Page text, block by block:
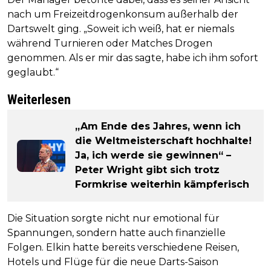
nach um Freizeitdrogenkonsum außerhalb der
Dartswelt ging. „Soweit ich weiß, hat er niemals
während Turnieren oder Matches Drogen
genommen. Als er mir das sagte, habe ich ihm sofort
geglaubt.“
Weiterlesen
„Am Ende des Jahres, wenn ich
die Weltmeisterschaft hochhalte!
Ja, ich werde sie gewinnen“ –
Peter Wright gibt sich trotz
Formkrise weiterhin kämpferisch
Die Situation sorgte nicht nur emotional für
Spannungen, sondern hatte auch finanzielle
Folgen. Elkin hatte bereits verschiedene Reisen,
Hotels und Flüge für die neue Darts-Saison